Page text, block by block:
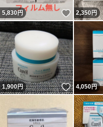
5,830円 いいね！
2,350円
1,900円 いいね！
4,050円